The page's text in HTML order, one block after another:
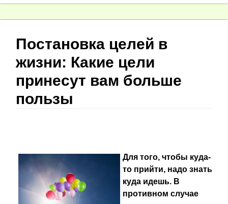
Постановка целей в
жизни: Какие цели
принесут вам больше
пользы
Для того, чтобы куда-
то прийти, надо знать
куда идешь. В
противном случае